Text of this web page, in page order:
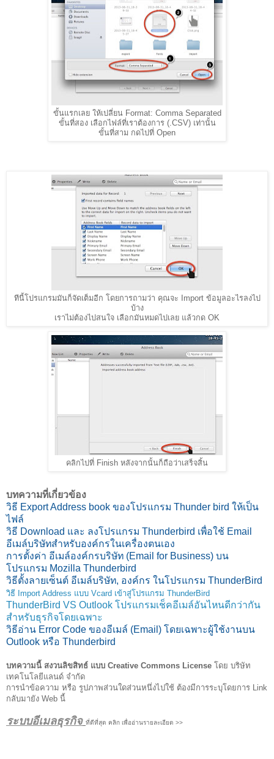
ขั้นแรกเลย ให้เปลี่ยน Format: Comma Separated
ขั้นที่สอง เลือกไฟล์ที่เราต้องการ (.CSV) เท่านั้น
ขั้นที่สาม กดไปที่ Open
ทีนี้โปรแกรมมันก็จัดเต็มอีก โดยการถามว่า คุณจะ Import ข้อมูลอะไรลงไป
บ้าง
เราไม่ต้องไปสนใจ เลือกมันหมดไปเลย แล้วกด OK
คลิกไปที่ Finish หลังจากนั้นก็ถือว่าเสร็จสิ้น
บทความที่เกี่ยวข้อง
วิธี Export Address book ของโปรแกรม Thunder bird ให้เป็น
ไฟล์
วิธี Download และ ลงโปรแกรม Thunderbird เพื่อใช้ Email
อีเมล์บริษัทสำหรับองค์กรในเครื่องตนเอง
การตั้งค่า อีเมล์องค์กรบริษัท (Email for Business) บน
โปรแกรม Mozilla Thunderbird
วิธีตั้งลายเซ็นต์ อีเมล์บริษัท, องค์กร ในโปรแกรม ThunderBird
วิธี Import Address แบบ Vcard เข้าสู่โปรแกรม ThunderBird
ThunderBird VS Outlook โปรแกรมเช็คอีเมล์อันไหนดีกว่ากัน
สำหรับธุรกิจโดยเฉพาะ
วิธีอ่าน Error Code ของอีเมล์ (Email) โดยเฉพาะผู้ใช้งานบน
Outlook หรือ Thunderbird
บทความนี้ สงวนลิขสิทธ์ แบบ Creative Commons License โดย บริษัท
เทคโนโลยีแลนด์ จำกัด
การนำข้อความ หรือ รูปภาพส่วนใดส่วนหนึ่งไปใช้ ต้องมีการระบุโดยการ Link
กลับมายัง Web นี้
ระบบอีเมลธุรกิจ ที่ดีที่สุด คลิก เพื่ออ่านรายละเอียด >>